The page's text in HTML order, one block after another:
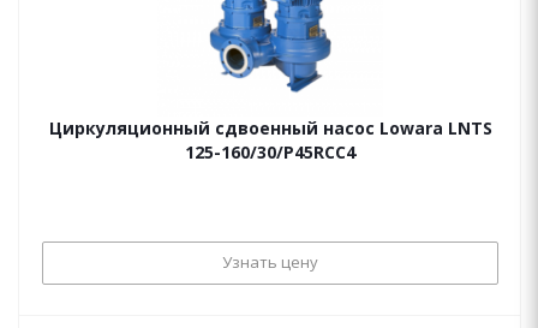
Циркуляционный сдвоенный насос Lowara LNTS
125-160/30/P45RCC4
Узнать цену